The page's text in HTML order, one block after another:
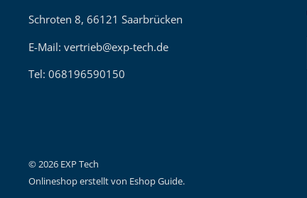
Schroten 8, 66121 Saarbrücken
E-Mail: vertrieb@exp-tech.de
Tel: 068196590150
© 2026 EXP Tech
Onlineshop erstellt von Eshop Guide.